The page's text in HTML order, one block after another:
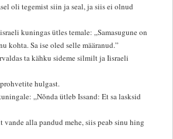
oli tegemist siin ja seal, ja siis ei olnud
kuningas ütles temale: „Samasugune on
kohta. Sa ise oled selle määranud.”
ta kähku sideme silmilt ja Iisraeli
hulgast.
„Nõnda ütleb Issand: Et sa lasksid
vande alla pandud mehe, siis peab sinu hing